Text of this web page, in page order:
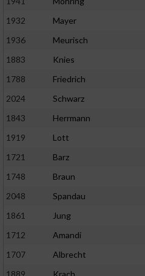
1932
Mayer
1936
Meurisch
1883
Knies
1788
Friedrich
2024
Schwarz
1843
Herrmann
1919
Lott
1721
Barz
1748
Braun
2048
Spandau
1861
Jung
1712
Amandi
1707
Albrecht